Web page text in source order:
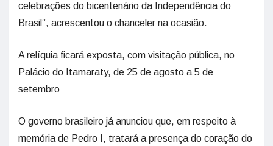
celebrações do bicentenário da Independência do
Brasil”, acrescentou o chanceler na ocasião.
A relíquia ficará exposta, com visitação pública, no
Palácio do Itamaraty, de 25 de agosto a 5 de
setembro
O governo brasileiro já anunciou que, em respeito à
memória de Pedro I, tratará a presença do coração do